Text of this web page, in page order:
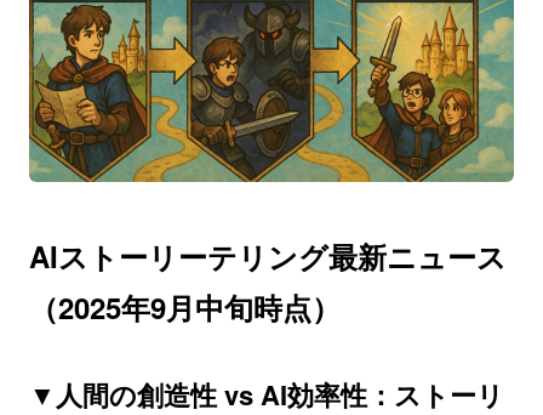
AIストーリーテリング最新ニュース
（2025年9月中旬時点）
▼人間の創造性 vs AI効率性：ストーリ